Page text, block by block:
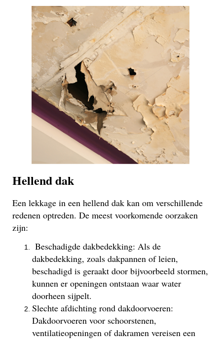
Hellend dak
Een lekkage in een hellend dak kan om verschillende
redenen optreden. De meest voorkomende oorzaken
zijn:
Beschadigde dakbedekking: Als de
dakbedekking, zoals dakpannen of leien,
beschadigd is geraakt door bijvoorbeeld stormen,
kunnen er openingen ontstaan waar water
doorheen sijpelt.
Slechte afdichting rond dakdoorvoeren:
Dakdoorvoeren voor schoorstenen,
ventilatieopeningen of dakramen vereisen een